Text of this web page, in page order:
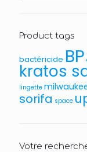
Product tags
bactéricide BP
kratos
lingette
sorifa space
Votre